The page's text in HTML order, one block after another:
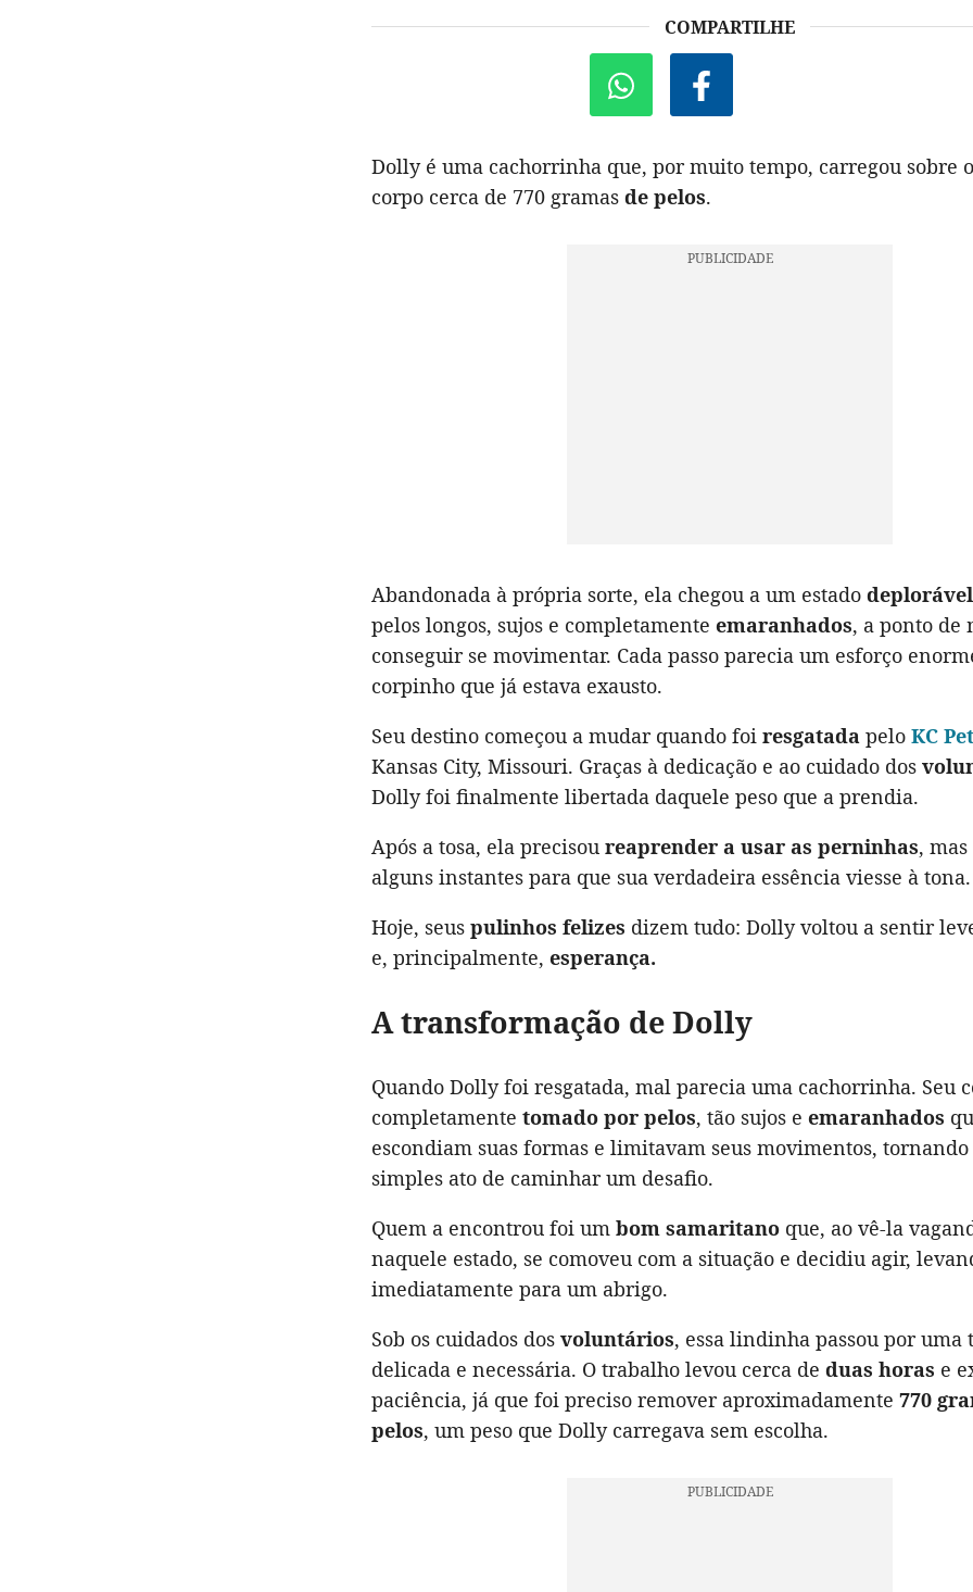
COMPARTILHE
Dolly é uma cachorrinha que, por muito tempo, carregou sobre
corpo cerca de 770 gramas de pelos.
Abandonada à própria sorte, ela chegou a um estado deplorável
pelos longos, sujos e completamente emaranhados, a ponto de
conseguir se movimentar. Cada passo parecia um esforço
corpinho que já estava exausto.
Seu destino começou a mudar quando foi resgatada pelo KC
Kansas City, Missouri. Graças à dedicação e ao cuidado dos
Dolly foi finalmente libertada daquele peso que a prendia.
Após a tosa, ela precisou reaprender a usar as perninhas,
alguns instantes para que sua verdadeira essência viesse à tona.
Hoje, seus pulinhos felizes dizem tudo: Dolly voltou a sentir
e, principalmente, esperança.
A transformação de Dolly
Quando Dolly foi resgatada, mal parecia uma cachorrinha. Seu
completamente tomado por pelos, tão sujos e emaranhados
escondiam suas formas e limitavam seus movimentos, tornando
simples ato de caminhar um desafio.
Quem a encontrou foi um bom samaritano que, ao vê-la
naquele estado, se comoveu com a situação e decidiu agir,
imediatamente para um abrigo.
Sob os cuidados dos voluntários, essa lindinha passou por uma
delicada e necessária. O trabalho levou cerca de duas horas e
paciência, já que foi preciso remover aproximadamente 770
pelos, um peso que Dolly carregava sem escolha.